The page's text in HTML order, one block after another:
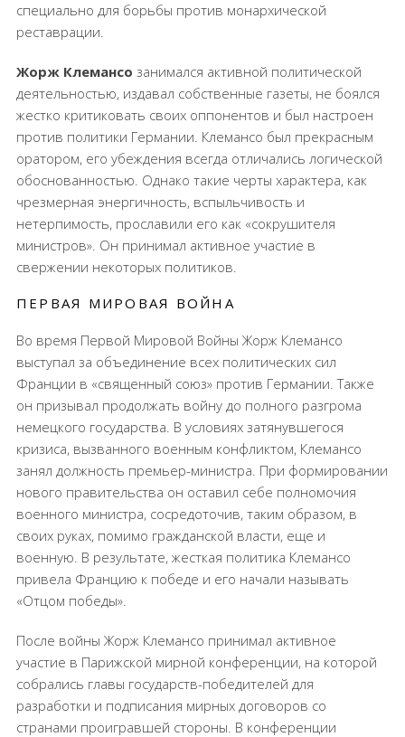
специально для борьбы против монархической
реставрации.
Жорж Клемансо занимался активной политической
деятельностью, издавал собственные газеты, не боялся
жестко критиковать своих оппонентов и был настроен
против политики Германии. Клемансо был прекрасным
оратором, его убеждения всегда отличались логической
обоснованностью. Однако такие черты характера, как
чрезмерная энергичность, вспыльчивость и
нетерпимость, прославили его как «сокрушителя
министров». Он принимал активное участие в
свержении некоторых политиков.
ПЕРВАЯ МИРОВАЯ ВОЙНА
Во время Первой Мировой Войны Жорж Клемансо
выступал за объединение всех политических сил
Франции в «священный союз» против Германии. Также
он призывал продолжать войну до полного разгрома
немецкого государства. В условиях затянувшегося
кризиса, вызванного военным конфликтом, Клемансо
занял должность премьер-министра. При формировании
нового правительства он оставил себе полномочия
военного министра, сосредоточив, таким образом, в
своих руках, помимо гражданской власти, еще и
военную. В результате, жесткая политика Клемансо
привела Францию к победе и его начали называть
«Отцом победы».
После войны Жорж Клемансо принимал активное
участие в Парижской мирной конференции, на которой
собрались главы государств-победителей для
разработки и подписания мирных договоров со
странами проигравшей стороны. В конференции